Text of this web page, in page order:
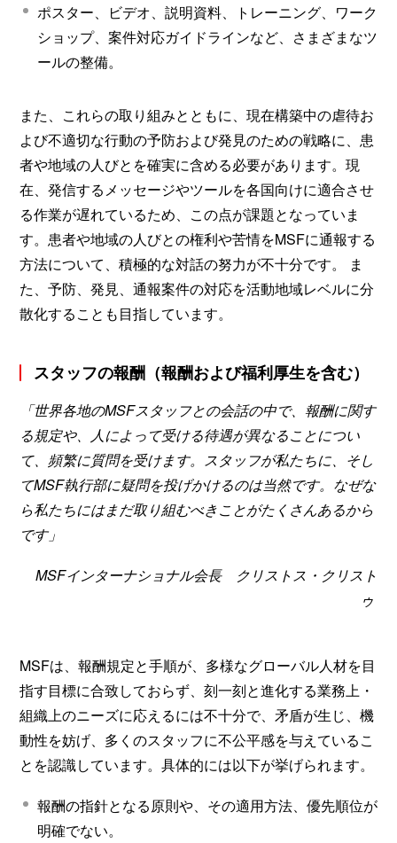
ポスター、ビデオ、説明資料、トレーニング、ワーク
ショップ、案件対応ガイドラインなど、さまざまなツ
ールの整備。
また、これらの取り組みとともに、現在構築中の虐待お
よび不適切な行動の予防および発見のための戦略に、患
者や地域の人びとを確実に含める必要があります。現
在、発信するメッセージやツールを各国向けに適合させ
る作業が遅れているため、この点が課題となっていま
す。患者や地域の人びとの権利や苦情をMSFに通報する
方法について、積極的な対話の努力が不十分です。 ま
た、予防、発見、通報案件の対応を活動地域レベルに分
散化することも目指しています。
スタッフの報酬（報酬および福利厚生を含む）
「世界各地のMSFスタッフとの会話の中で、報酬に関す
る規定や、人によって受ける待遇が異なることについ
て、頻繁に質問を受けます。スタッフが私たちに、そし
てMSF執行部に疑問を投げかけるのは当然です。なぜな
ら私たちにはまだ取り組むべきことがたくさんあるから
です」
MSFインターナショナル会長 クリストス・クリスト
ゥ
MSFは、報酬規定と手順が、多様なグローバル人材を目
指す目標に合致しておらず、刻一刻と進化する業務上・
組織上のニーズに応えるには不十分で、矛盾が生じ、機
動性を妨げ、多くのスタッフに不公平感を与えているこ
とを認識しています。具体的には以下が挙げられます。
報酬の指針となる原則や、その適用方法、優先順位が
明確でない。